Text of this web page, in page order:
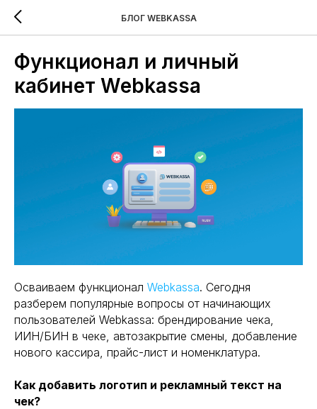
БЛОГ WEBKASSA
Функционал и личный
кабинет Webkassa
Осваиваем функционал Webkassa. Сегодня
разберем популярные вопросы от начинающих
пользователей Webkassa: брендирование чека,
ИИН/БИН в чеке, автозакрытие смены, добавление
нового кассира, прайс-лист и номенклатура.
Как добавить логотип и рекламный текст на
чек?